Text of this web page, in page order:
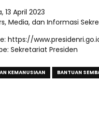
13 April 2023
Media, dan Informasi
https://
Sekretariat Presiden
KEMANUSIAAN BANTUAN